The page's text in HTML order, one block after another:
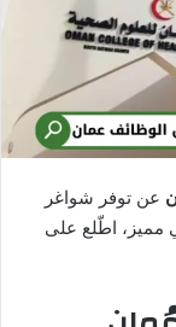
عن توفر شواغر
مميز، اطّلع على